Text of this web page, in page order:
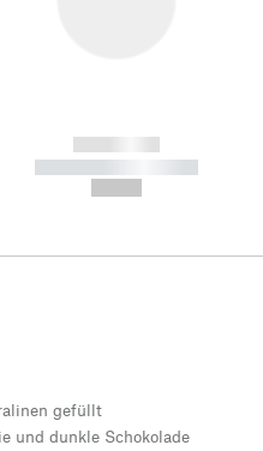
------------
----------- -----------
gefüllt
und dunkle Schokolade